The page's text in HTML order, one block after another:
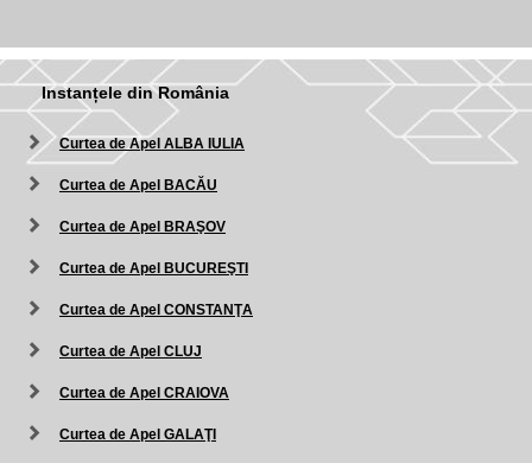
Instanțele din România
Curtea de Apel ALBA IULIA
Curtea de Apel BACĂU
Curtea de Apel BRAŞOV
Curtea de Apel BUCUREŞTI
Curtea de Apel CONSTANŢA
Curtea de Apel CLUJ
Curtea de Apel CRAIOVA
Curtea de Apel GALAŢI